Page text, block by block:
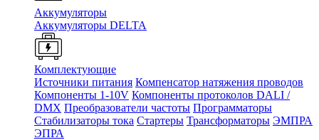
Аккумуляторы
Аккумуляторы DELTA
Комплектующие
Источники питания Компенсатор натяжения проводов
Компоненты 1-10V Компоненты протоколов DALI /
DMX Преобразователи частоты Программаторы
Стабилизаторы тока Стартеры Трансформаторы ЭМПРА
ЭПРА